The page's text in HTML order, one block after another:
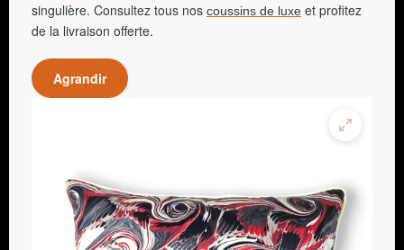
singulière. Consultez tous nos coussins de luxe et profitez
de la livraison offerte.
Agrandir